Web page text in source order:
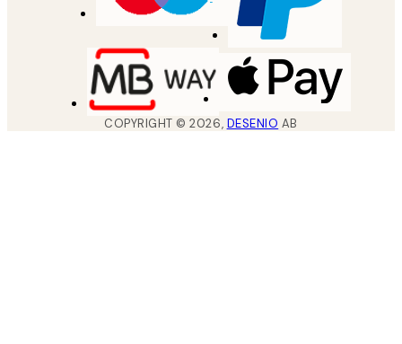
COPYRIGHT ©2026, DESENIO AB